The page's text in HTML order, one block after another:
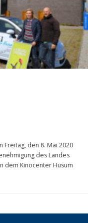
Freitag, den 8. Mai 2020
des Landes
dem Kinocenter Husum